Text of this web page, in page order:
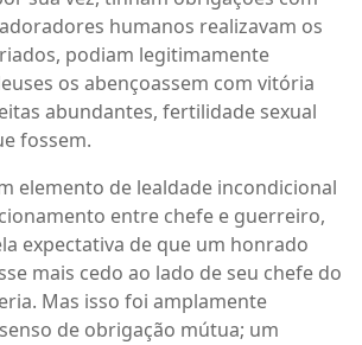
humanos realizavam os
podiam legitimamente
os abençoassem com vitória
abundantes, fertilidade sexual
fossem.
elemento de lealdade incondicional
entre chefe e guerreiro,
expectativa de que um honrado
mais cedo ao lado de seu chefe do
Mas isso foi amplamente
de obrigação mútua; um